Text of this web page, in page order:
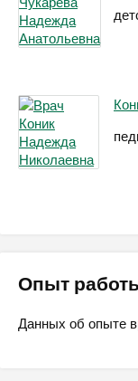
Опыт
Данных об опыте